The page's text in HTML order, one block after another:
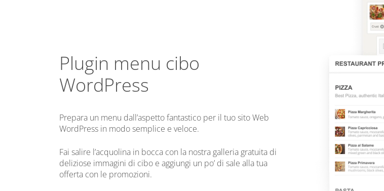
Plugin menu cibo
WordPress
Prepara un menu dall’aspetto fantastico per il tuo sito Web
WordPress in modo semplice e veloce.
Fai salire l’acquolina in bocca con la nostra galleria gratuita di
deliziose immagini di cibo e aggiungi un po’ di sale alla tua
offerta con le promozioni.